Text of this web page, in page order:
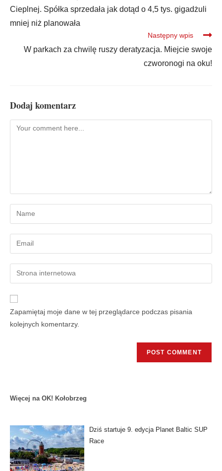
Cieplnej. Spółka sprzedała jak dotąd o 4,5 tys. gigadżuli
mniej niż planowała
Następny wpis
W parkach za chwilę ruszy deratyzacja. Miejcie swoje
czworonogi na oku!
Dodaj komentarz
Zapamiętaj moje dane w tej przeglądarce podczas pisania
kolejnych komentarzy.
Więcej na OK! Kołobrzeg
Dziś startuje 9. edycja Planet Baltic SUP
Race